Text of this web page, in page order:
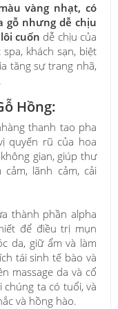
vàng nhạt, có
gỗ nhưng dễ chịu
cuốn dễ chịu của
khách sạn, biệt
tăng sự trang nhã,
Hồng:
thanh tao pha
quyến rũ của hoa
gian, giúp thư
lãnh cảm, cải
thành phần alpha
để điều trị mụn
da, giữ ẩm và làm
tái sinh tế bào và
massage da và cổ
chúng ta có tuổi, và
và hồng hào.